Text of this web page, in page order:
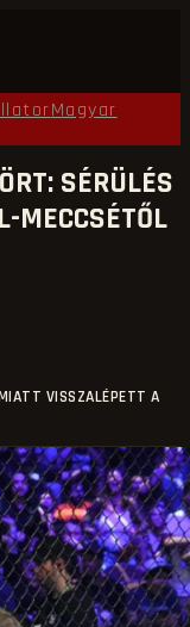
Magyar
SÉRÜLÉS
MECCSÉTŐL
VISSZALÉPETT A